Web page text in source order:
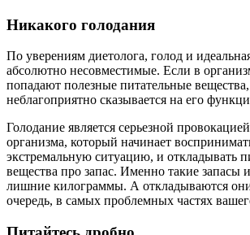
Никакого голодания
По уверениям диетолога, голод и
абсолютно несовместимые. Если в
попадают полезные питательные
неблагоприятно сказывается на его
Голодание является серьезной
организма, который начинает
экстремальную ситуацию, и откладывать
вещества про запас. Именно такие запасы
лишние килограммы. А откладываются
очередь, в самых проблемных частях